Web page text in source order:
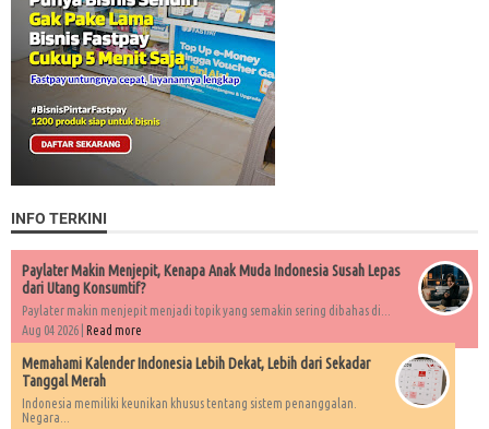
INFO TERKINI
Paylater Makin Menjepit, Kenapa Anak Muda Indonesia Susah Lepas
dari Utang Konsumtif?
Paylater makin menjepit menjadi topik yang semakin sering dibahas di...
Aug 04 2026 | Read more
Memahami Kalender Indonesia Lebih Dekat, Lebih dari Sekadar
Tanggal Merah
Indonesia memiliki keunikan khusus tentang sistem penanggalan.
Negara...